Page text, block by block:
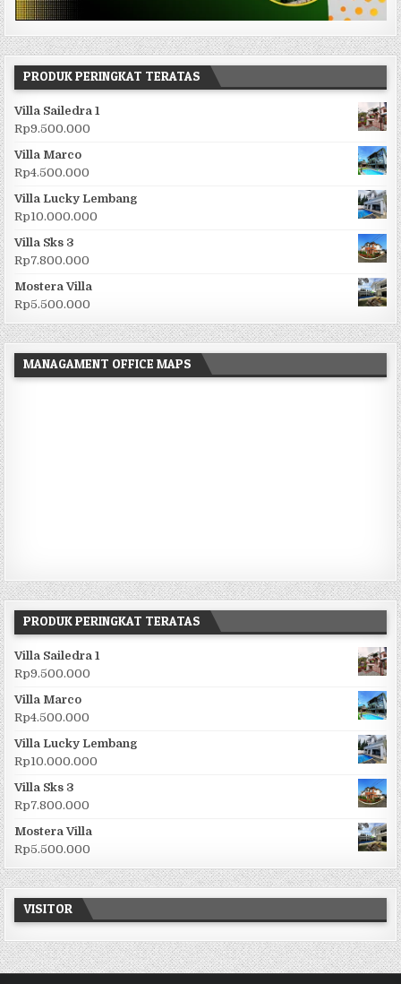
PRODUK PERINGKAT TERATAS
Villa Sailedra 1
Rp9.500.000
Villa Marco
Rp4.500.000
Villa Lucky Lembang
Rp10.000.000
Villa Sks 3
Rp7.800.000
Mostera Villa
Rp5.500.000
MANAGAMENT OFFICE MAPS
PRODUK PERINGKAT TERATAS
Villa Sailedra 1
Rp9.500.000
Villa Marco
Rp4.500.000
Villa Lucky Lembang
Rp10.000.000
Villa Sks 3
Rp7.800.000
Mostera Villa
Rp5.500.000
VISITOR